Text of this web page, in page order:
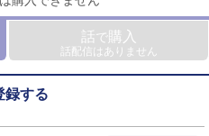
話で購入
話配信はありません
録する